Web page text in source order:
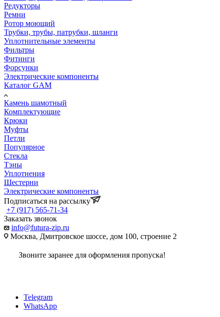
Редукторы
Ремни
Ротор моющий
Трубки, трубы, патрубки, шланги
Уплотнительные элементы
Фильтры
Фитинги
Форсунки
Электрические компоненты
Каталог GAM
Камень шамотный
Комплектующие
Крюки
Муфты
Петли
Популярное
Стекла
Тэны
Уплотнения
Шестерни
Электрические компоненты
Подписаться на рассылку
+7 (917) 565-71-34
Заказать звонок
info@futura-zip.ru
Москва, Дмитровское шоссе, дом 100, строение 2
Звоните заранее для оформления пропуска!
Telegram
WhatsApp